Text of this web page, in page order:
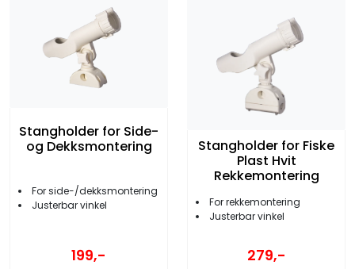
Stangholder for Side-
og Dekksmontering
For side-/dekksmontering
Justerbar vinkel
199,-
Stangholder for Fiske
Plast Hvit
Rekkemontering
For rekkemontering
Justerbar vinkel
279,-